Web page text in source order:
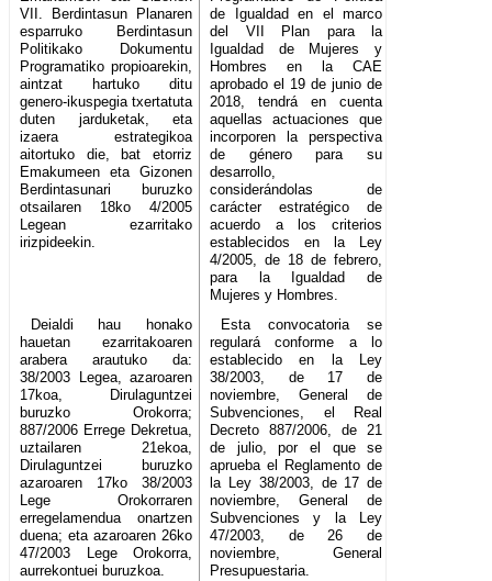
VII. Berdintasun Planaren
esparruko Berdintasun
Politikako Dokumentu
Programatiko propioarekin,
aintzat hartuko ditu
genero-ikuspegia txertatuta
duten jarduketak, eta
izaera estrategikoa
aitortuko die, bat etorriz
Emakumeen eta Gizonen
Berdintasunari buruzko
otsailaren 18ko 4/2005
Legean ezarritako
irizpideekin.
de Igualdad en el marco
del VII Plan para la
Igualdad de Mujeres y
Hombres en la CAE
aprobado el 19 de junio de
2018, tendrá en cuenta
aquellas actuaciones que
incorporen la perspectiva
de género para su
desarrollo,
considerándolas de
carácter estratégico de
acuerdo a los criterios
establecidos en la Ley
4/2005, de 18 de febrero,
para la Igualdad de
Mujeres y Hombres.
Deialdi hau honako
hauetan ezarritakoaren
arabera arautuko da:
38/2003 Legea, azaroaren
17koa, Dirulaguntzei
buruzko Orokorra;
887/2006 Errege Dekretua,
uztailaren 21ekoa,
Dirulaguntzei buruzko
azaroaren 17ko 38/2003
Lege Orokorraren
erregelamendua onartzen
duena; eta azaroaren 26ko
47/2003 Lege Orokorra,
aurrekontuei buruzkoa.
Esta convocatoria se
regulará conforme a lo
establecido en la Ley
38/2003, de 17 de
noviembre, General de
Subvenciones, el Real
Decreto 887/2006, de 21
de julio, por el que se
aprueba el Reglamento de
la Ley 38/2003, de 17 de
noviembre, General de
Subvenciones y la Ley
47/2003, de 26 de
noviembre, General
Presupuestaria.